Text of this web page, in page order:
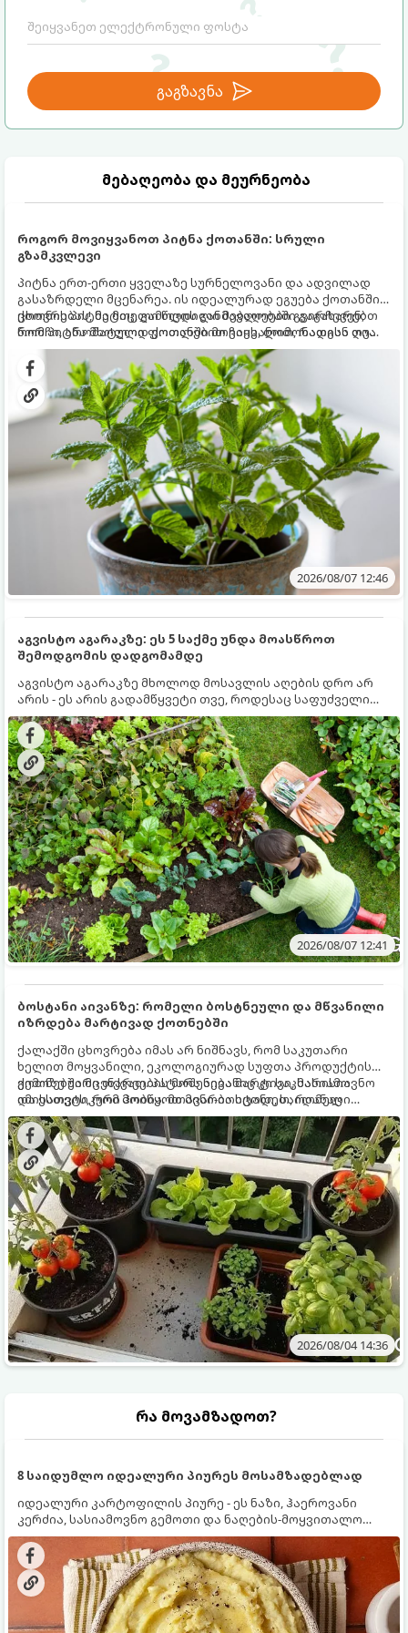
გაგზავნა
მებაღეობა და მეურნეობა
როგორ მოვიყვანოთ პიტნა ქოთანში: სრული
გზამკვლევი
პიტნა ერთ-ერთი ყველაზე სურნელოვანი და ადვილად
გასაზრდელი მცენარეა. ის იდეალურად ეგუება ქოთანში
ცხოვრებას, მეტიც, გამოცდილი მებაღეები გვირჩევენ,
რომ პიტნა მხოლოდ ქოთანში მოვიყვანოთ, რადგან ღია
გრუნტში (ბაღში) დარგვისას ის ფესვებით ძალიან
სწრაფად ვრცელდება და სხვა მცენარეებს ავიწროებს.
ქოთნის პიტნა მთელი წლის განმავლობაში გაგახარებთ
ნორჩი, არომატული ფოთლებით ჩაის, ლიმონათისა თუ
კერძებისთვის.
2026/08/07 12:46
აგვისტო აგარაკზე: ეს 5 საქმე უნდა მოასწროთ
შემოდგომის დადგომამდე
აგვისტო აგარაკზე მხოლოდ მოსავლის აღების დრო არ
არის - ეს არის გადამწყვეტი თვე, როდესაც საფუძველი
ეყრება მომავალი წლის მოსავალს და ბაღი მზადდება
შემოდგომა-ზამთრის სეზონისთვის. იმისათვის, რომ
ნიადაგმა ენერგია აღიდგინოს, ხოლო მცენარეებმა
ზამთარს გაუძლონ, აგვისტოს ბოლომდე 5
მნიშვნელოვანი საქმის გაკეთება უნდა მოასწროთ:
2026/08/07 12:41
ბოსტანი აივანზე: რომელი ბოსტნეული და მწვანილი
იზრდება მარტივად ქოთნებში
ქალაქში ცხოვრება იმას არ ნიშნავს, რომ საკუთარი
ხელით მოყვანილი, ეკოლოგიურად სუფთა პროდუქტის
გემოზე უარი თქვათ. პატარა აივანიც კი საკმარისია
იმისათვის, რომ მოიწყოთ მინი-ბოსტანი, საიდანაც
ყოველდღიურად ახალ, არომატულ მწვანილსა და
ბოსტნეულს მოკრეფთ.
ქოთნებში მცენარეების მოშენება მარტივი, სასიამოვნო
და ესთეტიკური ჰობია. მთავარია იცოდეთ, რომელი
კულტურები ეგუებიან ქოთნის პირობებს ყველაზე კარგად
და როგორ მოუაროთ მათ სწორად.
2026/08/04 14:36
რა მოვამზადოთ?
8 საიდუმლო იდეალური პიურეს მოსამზადებლად
იდეალური კარტოფილის პიურე - ეს ნაზი, ჰაეროვანი
კერძია, სასიამოვნო გემოთი და ნაღების-მოყვითალო
ფერით. მისი მომზადება ძალიან მარტივია, მაგრამ
არსებობს რამდენიმე საიდუმლო, რომლებიც უნდა
იცოდეთ, რომ პიურე იდეალურად გემრიელი გამოვიდეს.
საფრთხისგან შორს მივყავართ.